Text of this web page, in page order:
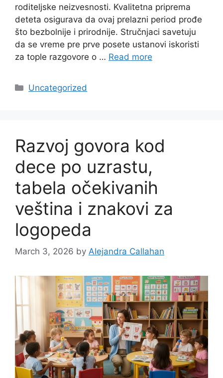
roditeljske neizvesnosti. Kvalitetna priprema
deteta osigurava da ovaj prelazni period prođe
što bezbolnije i prirodnije. Stručnjaci savetuju
da se vreme pre prve posete ustanovi iskoristi
za tople razgovore o … Read more
Categories
Uncategorized
Razvoj govora kod
dece po uzrastu,
tabela očekivanih
veština i znakovi za
logopeda
March 3, 2026 by Alejandra Callahan